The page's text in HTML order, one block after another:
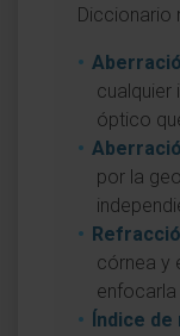
Diccionario
cualquier
óptico
por la
córnea y
enfocarla
Índice